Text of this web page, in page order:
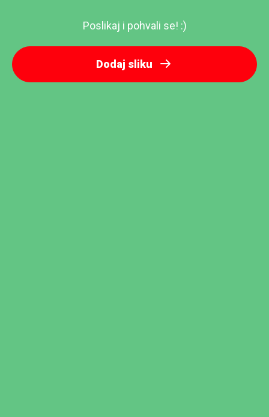
Poslikaj i pohvali se! :)
Dodaj sliku